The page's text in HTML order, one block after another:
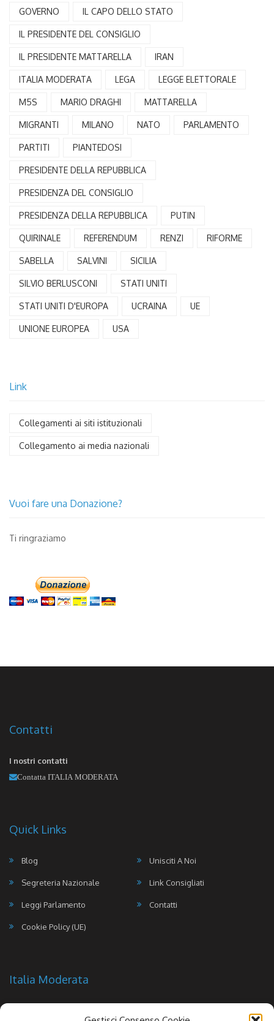
GOVERNO IL CAPO DELLO STATO
IL PRESIDENTE DEL CONSIGLIO
IL PRESIDENTE MATTARELLA IRAN
ITALIA MODERATA LEGA LEGGE ELETTORALE
M5S MARIO DRAGHI MATTARELLA
MIGRANTI MILANO NATO PARLAMENTO
PARTITI PIANTEDOSI
PRESIDENTE DELLA REPUBBLICA
PRESIDENZA DEL CONSIGLIO
PRESIDENZA DELLA REPUBBLICA PUTIN
QUIRINALE REFERENDUM RENZI RIFORME
SABELLA SALVINI SICILIA
SILVIO BERLUSCONI STATI UNITI
STATI UNITI D'EUROPA UCRAINA UE
UNIONE EUROPEA USA
Link
Collegamenti ai siti istituzionali
Collegamento ai media nazionali
Vuoi fare una Donazione?
Ti ringraziamo
Contatti
I nostri contatti
Contatta ITALIA MODERATA
Quick Links
Blog Unisciti A Noi
Segreteria Nazionale Link Consigliati
Leggi Parlamento Contatti
Cookie Policy (UE)
Italia Moderata